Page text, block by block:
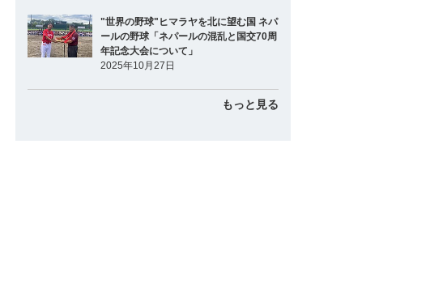
"世界の野球"ヒマラヤを北に望む国 ネパ
ールの野球「ネパールの混乱と国交70周
年記念大会について」
2025年10月27日
もっと見る